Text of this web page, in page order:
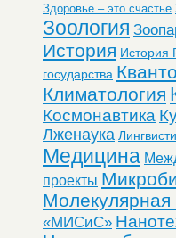
Здоровье – это счастье
Зоология
История История
государства
Климатология
Космонавтика
Лженаука
Медицина
проекты
Молекулярная
«МИСиС»